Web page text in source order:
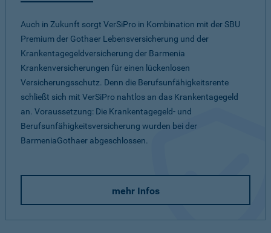
Auch in Zukunft sorgt VerSiPro in Kombination mit der SBU
Premium der Gothaer Lebensversicherung und der
Krankentagegeldversicherung der Barmenia
Krankenversicherungen für einen lückenlosen
Versicherungsschutz. Denn die Berufsunfähigkeitsrente
schließt sich mit VerSiPro nahtlos an das Krankentagegeld
an. Voraussetzung: Die Krankentagegeld- und
Berufsunfähigkeitsversicherung wurden bei der
BarmeniaGothaer abgeschlossen.
mehr Infos